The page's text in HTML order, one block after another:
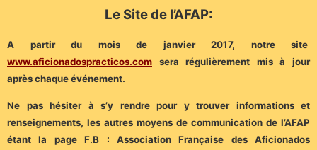
Le Site de l’AFAP:
A partir du mois de janvier 2017, notre site
www.aficionadospracticos.com
sera régulièrement mis à jour
après chaque événement.
Ne pas hésiter à s’y rendre pour y trouver informations et
renseignements, les autres moyens de communication de l’AFAP
étant la page F.B : Association Française des Aficionados